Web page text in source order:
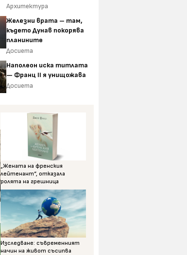
Архитектура
Железни врата – там,
където Дунав покорява
планините
Досиета
Наполеон иска титлата
— Франц II я унищожава
Досиета
„Жената на френския
лейтенант“, отказала
ролята на грешница
Изследване: съвременният
начин на живот съсипва